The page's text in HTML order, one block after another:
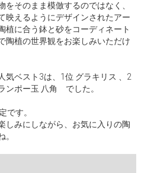
をそのまま模倣するのではなく、
映えるようにデザインされたアー
植に合う鉢と砂をコーディネート
陶植の世界観をお楽しみいただけ
気ベスト3は、1位 グラキリス 、2
ンポー玉 八角 でした。
です。
しみにしながら、お気に入りの陶
。